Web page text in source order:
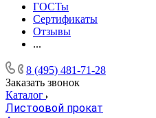
ГОСТы
Сертификаты
Отзывы
...
8 (495) 481-71-28
Заказать звонок
Каталог
Листоовой прокат